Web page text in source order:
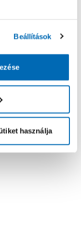
Beállítások
használja